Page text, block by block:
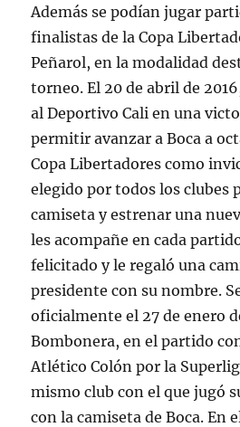
Además se podían jugar
finalistas de la Copa
Peñarol, en la modalidad
torneo. El 20 de abril de
al Deportivo Cali en una
permitir avanzar a Boca a
Copa Libertadores como
elegido por todos los clubes
camiseta y estrenar una
les acompañe en cada
felicitado y le regaló una
presidente con su nombre.
oficialmente el 27 de enero
Bombonera, en el partido
Atlético Colón por la
mismo club con el que jugó
con la camiseta de Boca. En